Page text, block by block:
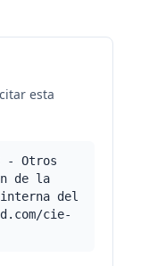
esta
- Otros
de la
del
cie-